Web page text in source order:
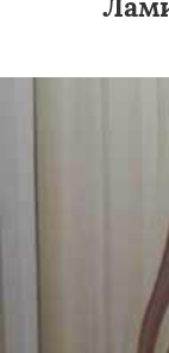
Большие Вяземы